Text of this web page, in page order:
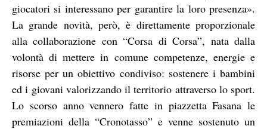
giocatori si interessano per garantire la loro presenza».
La grande novità, però, è direttamente proporzionale
alla collaborazione con “Corsa di Corsa”, nata dalla
volontà di mettere in comune competenze, energie e
risorse per un obiettivo condiviso: sostenere i bambini
ed i giovani valorizzando il territorio attraverso lo sport.
Lo scorso anno vennero fatte in piazzetta Fasana le
premiazioni della “Cronotasso” e venne sostenuto un